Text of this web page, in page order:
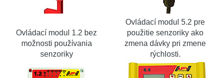
Ovládací modul 1.2 bez
možnosti používania
senzoriky
Ovládací modul 5.2 pre
použitie senzoriky ako
zmena dávky pri zmene
rýchlosti.